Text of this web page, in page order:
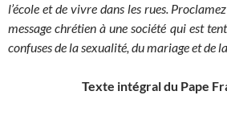
l’école et de vivre dans les rues.
message chrétien à une société qui est
confuses de la sexualité, du mariage et de
Texte intégral du Pape